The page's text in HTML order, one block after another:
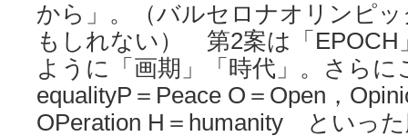
から」。（バルセロナオリンピ
もしれない） 第2案は「EPOCH
ように「画期」「時代」。さらに
equalityP＝Peace O＝Open，
OPeration H＝humanity といっ